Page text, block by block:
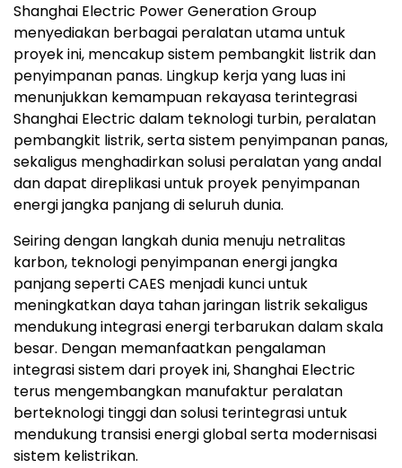
Shanghai Electric Power Generation Group
menyediakan berbagai peralatan utama untuk
proyek ini, mencakup sistem pembangkit listrik dan
penyimpanan panas. Lingkup kerja yang luas ini
menunjukkan kemampuan rekayasa terintegrasi
Shanghai Electric dalam teknologi turbin, peralatan
pembangkit listrik, serta sistem penyimpanan panas,
sekaligus menghadirkan solusi peralatan yang andal
dan dapat direplikasi untuk proyek penyimpanan
energi jangka panjang di seluruh dunia.
Seiring dengan langkah dunia menuju netralitas
karbon, teknologi penyimpanan energi jangka
panjang seperti CAES menjadi kunci untuk
meningkatkan daya tahan jaringan listrik sekaligus
mendukung integrasi energi terbarukan dalam skala
besar. Dengan memanfaatkan pengalaman
integrasi sistem dari proyek ini, Shanghai Electric
terus mengembangkan manufaktur peralatan
berteknologi tinggi dan solusi terintegrasi untuk
mendukung transisi energi global serta modernisasi
sistem kelistrikan.